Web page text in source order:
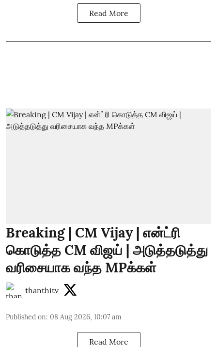
Read More
Breaking | CM Vijay | என்ட்ரி
கொடுத்த CM விஜய் | அடுத்தடுத்து
வரிசையாக வந்த MPக்கள்
thanthitv
Published on: 08 Aug 2026, 10:07 am
Read More